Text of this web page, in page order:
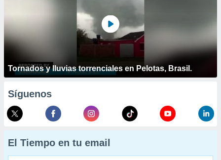
Tornados y lluvias torrenciales en Pelotas, Brasil.
Síguenos
El Tiempo en tu email